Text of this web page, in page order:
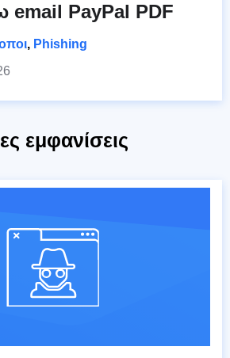
email PayPal PDF
, Phishing
εμφανίσεις